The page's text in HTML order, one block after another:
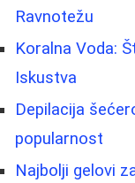
Ravnotežu
Koralna Voda:
Iskustva
Depilacija
popularnost
Najbolji gelovi